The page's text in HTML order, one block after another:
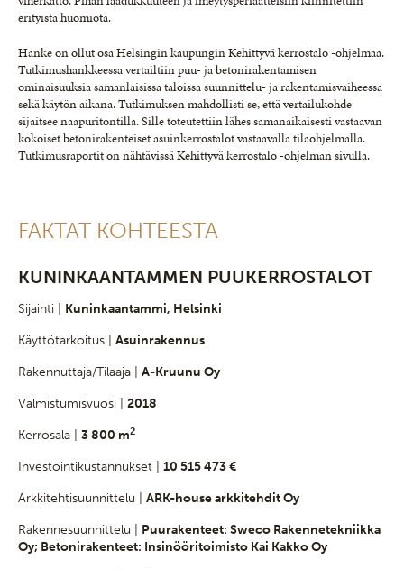
erityistä huomiota.
Hanke on ollut osa Helsingin kaupungin Kehittyvä kerrostalo -ohjelmaa.
Tutkimushankkeessa vertailtiin puu- ja betonirakentamisen
ominaisuuksia samanlaisissa taloissa suunnittelu- ja rakentamisvaiheessa
sekä käytön aikana. Tutkimuksen mahdollisti se, että vertailukohde
sijaitsee naapuritontilla. Sille toteutettiin lähes samanaikaisesti vastaavan
kokoiset betonirakenteiset asuinkerrostalot vastaavalla tilaohjelmalla.
Tutkimusraportit on nähtävissäKehittyvä kerrostalo -ohjelman sivulla.
FAKTAT KOHTEESTA
KUNINKAANTAMMEN PUUKERROSTALOT
Sijainti | Kuninkaantammi, Helsinki
Käyttötarkoitus | Asuinrakennus
Rakennuttaja/Tilaaja | A-Kruunu Oy
Valmistumisvuosi | 2018
Kerrosala | 3 800 m2
Investointikustannukset | 10 515 473 €
Arkkitehtisuunnittelu | ARK-house arkkitehdit Oy
Rakennesuunnittelu | Puurakenteet: Sweco Rakennetekniikka
Oy; Betonirakenteet: Insinööritoimisto Kai Kakko Oy